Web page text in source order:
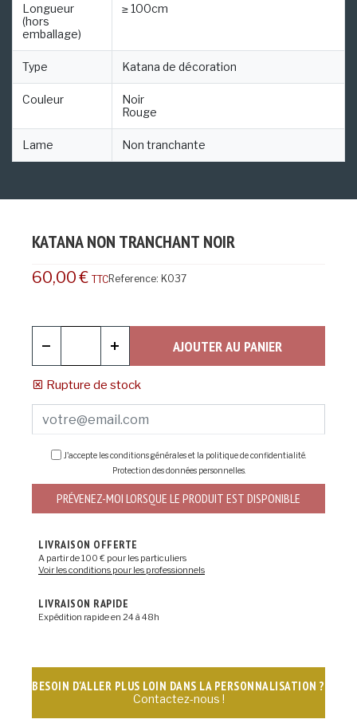
Longueur
(hors
emballage)
≥ 100cm
Type Katana de décoration
Couleur
Noir
Rouge
Lame Non tranchante
KATANA NON TRANCHANT NOIR
60,00 € TTCReference: K037
AJOUTER AU PANIER
Rupture de stock
J'accepte les conditions générales et la politique de confidentialité.
Protection des données personnelles.
PRÉVENEZ-MOI LORSQUE LE PRODUIT EST DISPONIBLE
LIVRAISON OFFERTE
A partir de 100 € pour les particuliers
Voir les conditions pour les professionnels
LIVRAISON RAPIDE
Expédition rapide en 24 à 48h
BESOIN D'ALLER PLUS LOIN DANS LA PERSONNALISATION ?
Contactez-nous !